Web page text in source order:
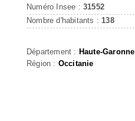
Numéro Insee : 31552
Nombre d'habitants : 138
Département : Haute-Garonne
Région : Occitanie